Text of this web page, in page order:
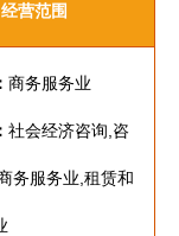
经营范围
商务服务业
社会经济咨询,咨
务服务业,租赁和